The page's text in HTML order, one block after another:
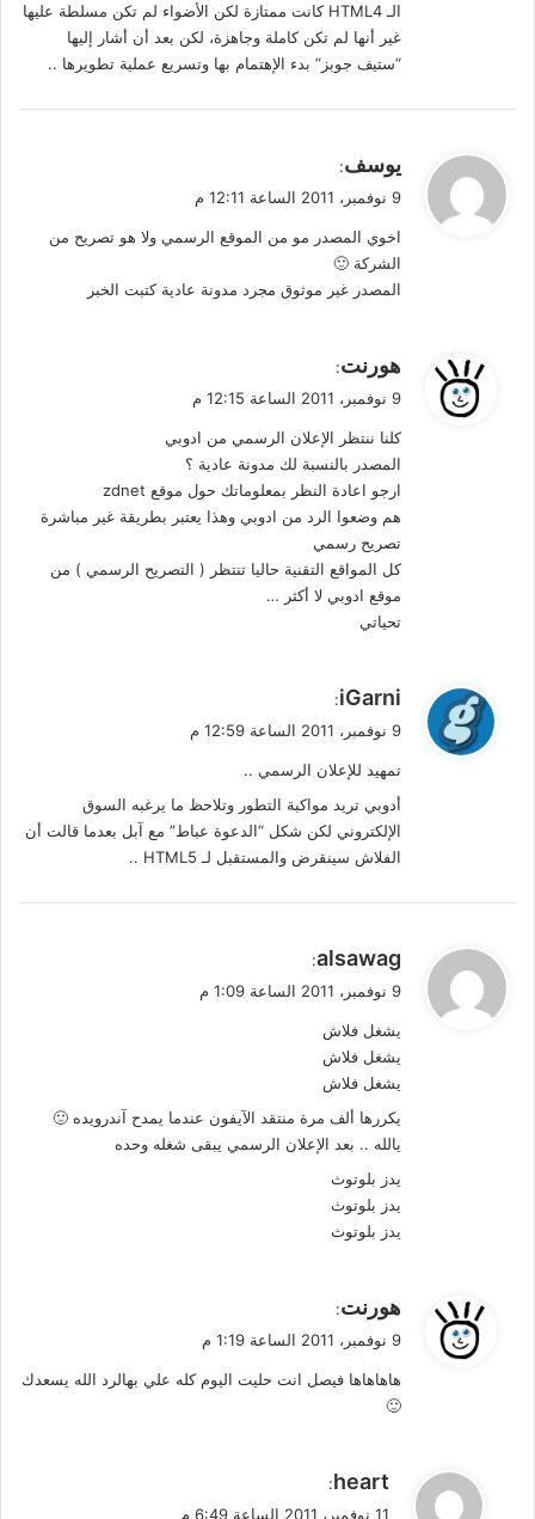
الـ HTML4 كانت ممتازة لكن الأضواء لم تكن مسلطة عليها
غير أنها لم تكن كاملة وجاهزة، لكن بعد أن أشار إليها
“ستيف جوبز” بدء الإهتمام بها وتسريع عملية تطويرها ..
ل
يوسف:
9 نوفمبر، 2011 الساعة 12:11 م
اخوي المصدر مو من الموقع الرسمي ولا هو تصريح من
الشركة 🙂
المصدر غير موثوق مجرد مدونة عادية كتبت الخبر
ل
هورنت:
9 نوفمبر، 2011 الساعة 12:15 م
كلنا ننتظر الإعلان الرسمي من ادوبي
المصدر بالنسبة لك مدونة عادية ؟
ارجو اعادة النظر بمعلوماتك حول موقع zdnet
هم وضعوا الرد من ادوبي وهذا يعتبر بطريقة غير مباشرة
تصريح رسمي
كل المواقع التقنية حاليا تنتظر ( التصريح الرسمي ) من
موقع ادوبي لا أكثر …
تحياتي
ي
ل
iGarni
:
9 نوفمبر، 2011 الساعة 12:59 م
تمهيد للإعلان الرسمي ..
أدوبي تريد مواكبة التطور وتلاحظ ما يرغبه السوق
الإلكتروني لكن شكل “الدعوة عباط” مع آبل بعدما قالت أن
الفلاش سينقرض والمستقبل لـ HTML5 ..
ي
ل
alsawag
:
9 نوفمبر، 2011 الساعة 1:09 م
يشغل فلاش
يشغل فلاش
يشغل فلاش
يكررها ألف مرة منتقد الآيفون عندما يمدح آندرويده 🙂
يالله .. بعد الإعلان الرسمي يبقى شغله وحده
يدز بلوتوث
يدز بلوتوث
يدز بلوتوث
ل
هورنت:
9 نوفمبر، 2011 الساعة 1:19 م
هاهاهاها فيصل انت حليت اليوم كله علي بهالرد الله يسعدك
🙂
يheart
:
11 نوفمبر، 2011 الساعة 6:49 م